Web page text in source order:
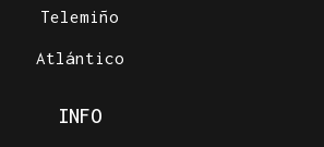
Telemiño
Atlántico
INFO